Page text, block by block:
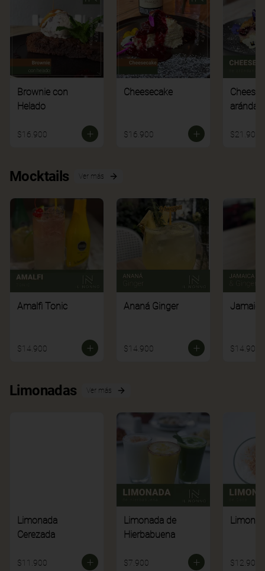
Brownie con
Helado
$16.900
Cheesecake
$16.900 $21.900
Mocktails Ver más
Amalfi Tonic
$14.900
Ananá Ginger
$14.900 $14.900
Limonadas Ver más
Limonada
Cerezada
$11.900
Limonada de
Hierbabuena
$7.900 $12.900